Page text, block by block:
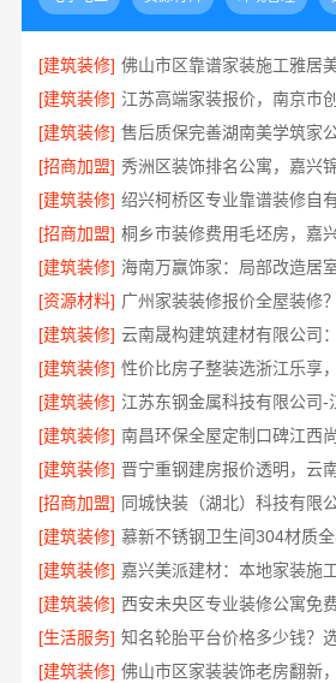
[建筑装修] 佛山市区靠谱家装施工雅居
[建筑装修] 江苏高端家装报价，南京市
[建筑装修]
[招商加盟]
[建筑装修]
[招商加盟]
[建筑装修] 海南万赢饰家：局部改造居
[资源材料]
[建筑装修]
[建筑装修] 性价比房子整装选浙江乐享
[建筑装修]
[建筑装修]
[建筑装修]
[招商加盟]
[建筑装修] 慕新不锈钢卫生间304材质
[建筑装修] 嘉兴美派建材：本地家装施
[建筑装修]
[生活服务]
[建筑装修]